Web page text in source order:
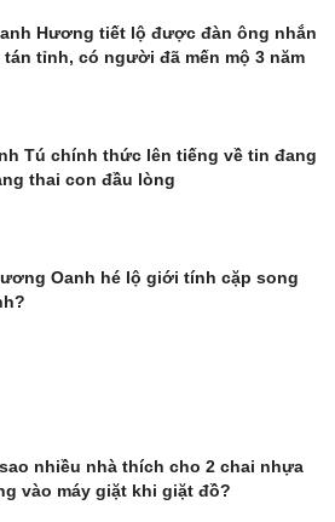
Hương tiết lộ được đàn ông nhắn
tán tỉnh, có người đã mến mộ 3 năm
Tú chính thức lên tiếng về tin đang
thai con đầu lòng
Oanh hé lộ giới tính cặp song
nhiều nhà thích cho 2 chai nhựa
vào máy giặt khi giặt đồ?